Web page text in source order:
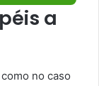
a
no caso